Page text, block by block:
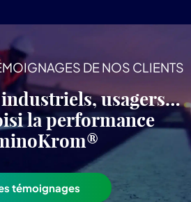
DE NOS CLIENTS
usagers…
la performance
témoignages